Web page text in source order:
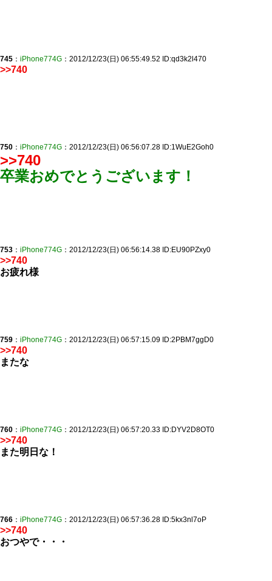
745 ： iPhone774G ：2012/12/23(日) 06:55:49.52 ID:qd3k2l470
>>740
750 ： iPhone774G ：2012/12/23(日) 06:56:07.28 ID:1WuE2Goh0
>>740
卒業おめでとうございます！
753 ： iPhone774G ：2012/12/23(日) 06:56:14.38 ID:EU90PZxy0
>>740
お疲れ様
759 ： iPhone774G ：2012/12/23(日) 06:57:15.09 ID:2PBM7ggD0
>>740
またな
760 ： iPhone774G ：2012/12/23(日) 06:57:20.33 ID:DYV2D8OT0
>>740
また明日な！
766 ： iPhone774G ：2012/12/23(日) 06:57:36.28 ID:5kx3nl7oP
>>740
おつやで・・・